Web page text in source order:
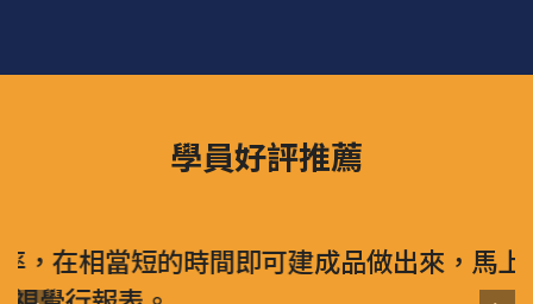
學員好評推薦
成品做出來，馬上能夠感受到跟以往成品的